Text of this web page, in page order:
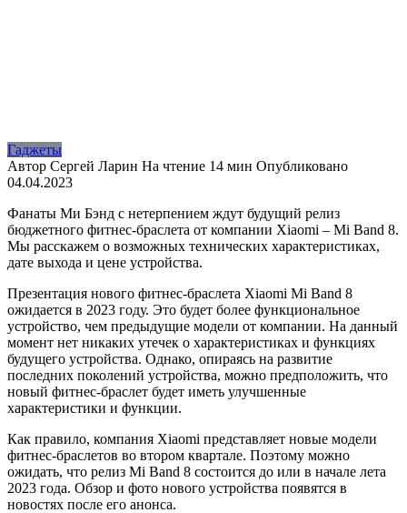
Гаджеты
Автор Сергей Ларин На чтение 14 мин Опубликовано
04.04.2023
Фанаты Ми Бэнд с нетерпением ждут будущий релиз
бюджетного фитнес-браслета от компании Xiaomi – Mi Band 8.
Мы расскажем о возможных технических характеристиках,
дате выхода и цене устройства.
Презентация нового фитнес-браслета Xiaomi Mi Band 8
ожидается в 2023 году. Это будет более функциональное
устройство, чем предыдущие модели от компании. На данный
момент нет никаких утечек о характеристиках и функциях
будущего устройства. Однако, опираясь на развитие
последних поколений устройства, можно предположить, что
новый фитнес-браслет будет иметь улучшенные
характеристики и функции.
Как правило, компания Xiaomi представляет новые модели
фитнес-браслетов во втором квартале. Поэтому можно
ожидать, что релиз Mi Band 8 состоится до или в начале лета
2023 года. Обзор и фото нового устройства появятся в
новостях после его анонса.